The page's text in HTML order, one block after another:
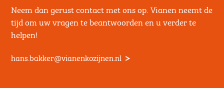
Neem dan gerust contact met ons op. Vianen neemt de
tijd om uw vragen te beantwoorden en u verder te
helpen!
hans.bakker@vianenkozijnen.nl